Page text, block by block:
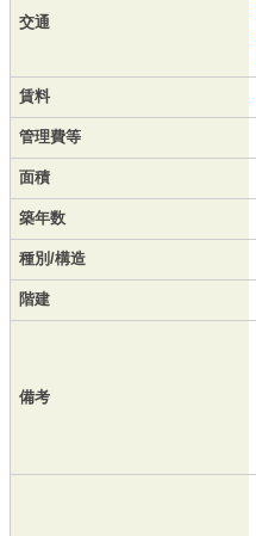
交通
賃料
管理費等
面積
築年数
種別/構造
階建
備考